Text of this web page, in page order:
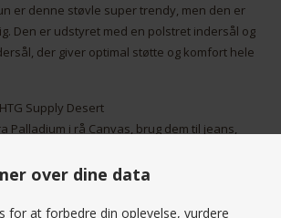
over dine data
for at forbedre din oplevelse, vurdere
er denne støvle super trendy, men den er
Den er udstyret med en polstret indersål og
der giver optimal støtte og komfort hele
Supply Desert
Palladium i rå Canvas, brug dem til jeans,
dem, da de har en enestående comfort og